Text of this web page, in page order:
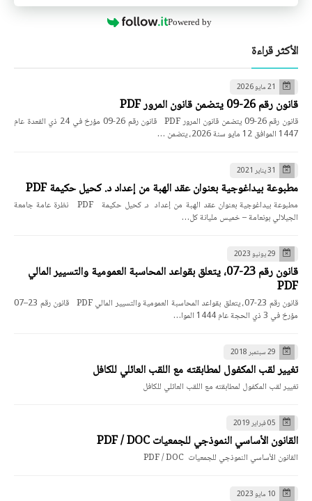
Powered by
الأكثر قراءة
21 مايو 2026
قانون رقم 26-09 يتضمن قانون المرور PDF
قانون رقم 26-09 يتضمن قانون المرور PDF قانون رقم 26-09 مؤرخ في 24 ذي القعدة عام
1447 الموافق 12 مايو سنة 2026، يتضمن …
31 يناير 2021
مطبوعة بيداغوجية بعنوان عقد الهبة من إعداد د. كحيل حكيمة PDF
مطبوعة بيداغوجية بعنوان عقد الهبة من إعداد د. كحيل حكيمة PDF نظرة عامة جامعة
الجيلالي بونعامة – خميس مليانة كل…
29 يونيو 2023
قانون رقم 23-07، يتعلق بقواعد المحاسبة العمومية والتسيير المالي
PDF
قانون رقم 23-07، يتعلق بقواعد المحاسبة العمومية والتسيير المالي PDF قانون رقم 23–07
مؤرخ في 3 ذي الحجة عام 1444 الموا…
29 سبتمبر 2018
تغيير لقب المكفول لمطابقته مع اللقب العائلي للكافل
تغيير لقب المكفول لمطابقته مع اللقب العائلي للكافل
05 فبراير 2019
القانون الأساسي النموذجي للجمعيات PDF / DOC
القانون الأساسي النموذجي للجمعيات PDF / DOC
10 مايو 2023